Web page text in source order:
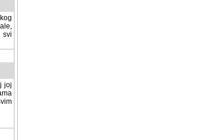
svi
joj